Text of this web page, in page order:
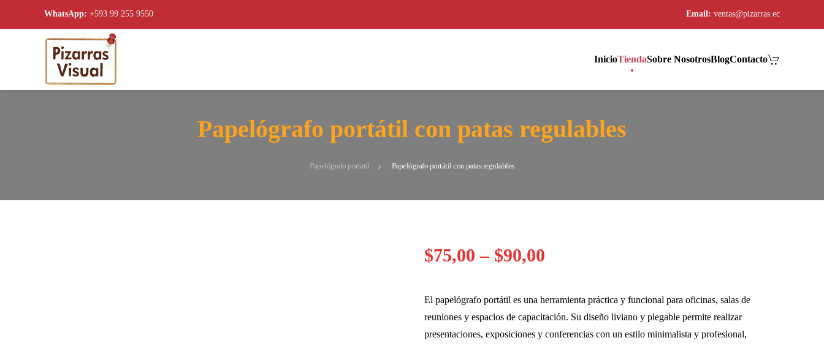
WhatsApp: +593 99 255 9550 Email: ventas@pizarras.ec
InicioTiendaSobre NosotrosBlogContacto
Papelógrafo portátil con patas regulables
Papelógrafo portátil Papelógrafo portátil con patas regulables
$75,00 – $90,00
El papelógrafo portátil es una herramienta práctica y funcional para oficinas, salas de
reuniones y espacios de capacitación. Su diseño liviano y plegable permite realizar
presentaciones, exposiciones y conferencias con un estilo minimalista y profesional,